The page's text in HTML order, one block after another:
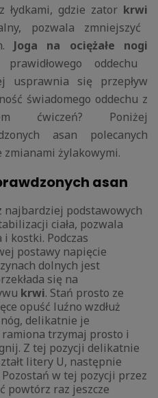
łydkami, gdzie zator krwi
pozwala zmniejszyć
Joga na ociężałe nogi
oddechu
usprawnia się przepływ
świadomego oddechu z
ćwiczeń? Poniżej
asan polecanych
zmianami żylakowymi.
asan
najbardziej podstawowych
ciała, pozwala
kostki. Podczas
postawy napięcie
dolnych jest
się na
krwi. Stań prosto ze
opuść luźno wzdłuż
nóg, delikatnie je
trzymaj prosto i
Z tej pozycji delikatnie
litery U, następnie
Pozostań w tej pozycji przez
powtórz raz jeszcze